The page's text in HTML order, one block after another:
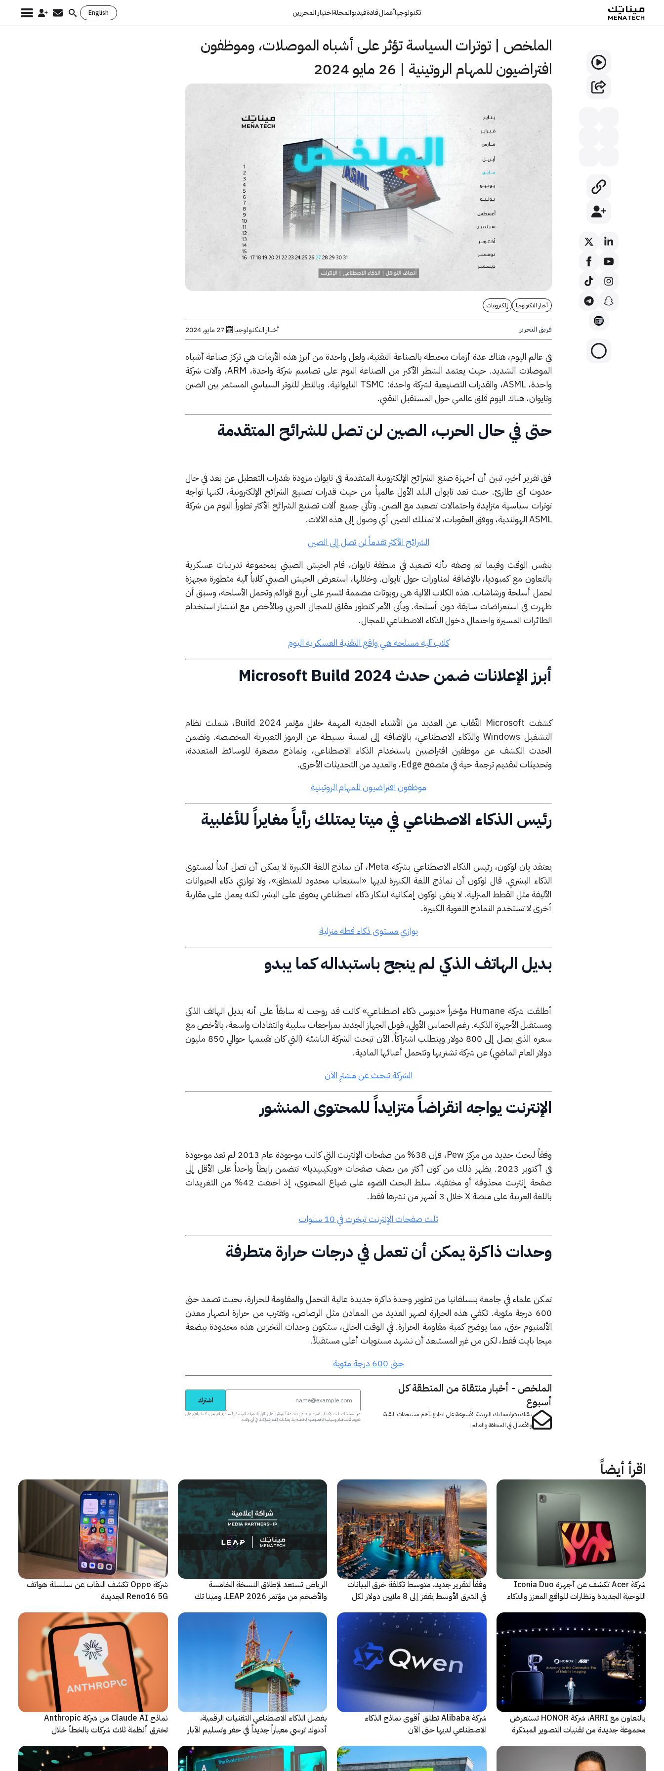
تكنولوجياأعمالقادةفيديوالمجلةاختيار المحررين English
Search
الملخص | توترات السياسة تؤثر على أشباه الموصلات، وموظفون
افتراضيون للمهام الروتينية | 26 مايو 2024
أخبار التكنولوجيا إلكترونيات
فريق التحرير أخبار التكنولوجيا 27 مايو, 2024
في عالم اليوم، هناك عدة أزمات محيطة بالصناعة التقنية، ولعل واحدة من أبرز هذه الأزمات هي تركز صناعة أشباه
الموصلات الشديد. حيث يعتمد الشطر الأكبر من الصناعة اليوم على تصاميم شركة واحدة، ARM، وآلات شركة
واحدة، ASML، والقدرات التصنيعية لشركة واحدة: TSMC التايوانية. وبالنظر للتوتر السياسي المستمر بين الصين
وتايوان، هناك اليوم قلق عالمي حول المستقبل التقني.
حتى في حال الحرب، الصين لن تصل للشرائح المتقدمة
فق تقرير أخير، تبين أن أجهزة صنع الشرائح الإلكترونية المتقدمة في تايوان مزودة بقدرات التعطيل عن بعد في حال
حدوث أي طارئ. حيث تعد تايوان البلد الأول عالمياً من حيث قدرات تصنيع الشرائح الإلكترونية، لكنها تواجه
توترات سياسية متزايدة واحتمالات تصعيد مع الصين. وتأتي جميع ألات تصنيع الشرائح الأكثر تطوراً اليوم من شركة
ASML الهولندية، ووفق العقوبات، لا تمتلك الصين أي وصول إلى هذه الآلات.
الشرائح الأكثر تقدماً لن تصل إلى الصين
بنفس الوقت وفيما تم وصفه بأنه تصعيد في منطقة تايوان، قام الجيش الصيني بمجموعة تدريبات عسكرية
بالتعاون مع كمبوديا، بالإضافة لمناورات حول تايوان. وخلالها، استعرض الجيش الصيني كلاباً آلية متطورة مجهزة
لحمل أسلحة ورشاشات. هذه الكلاب الآلية هي روبوتات مصممة لتسير على أربع قوائم وتحمل الأسلحة، وسبق أن
ظهرت في استعراضات سابقة دون أسلحة. ويأتي الأمر كتطور مقلق للمجال الحربي وبالأخص مع انتشار استخدام
الطائرات المسيرة واحتمال دخول الذكاء الاصطناعي للمجال.
كلاب آلية مسلحة هي واقع التقنية العسكرية اليوم
أبرز الإعلانات ضمن حدث Microsoft Build 2024
كشفت Microsoft النّقاب عن العديد من الأشياء الجدية المهمة خلال مؤتمر Build 2024، شملت نظام
التشغيل Windows والذكاء الاصطناعي، بالإضافة إلى لمسة بسيطة عن الرموز التعبيرية المخصصة. وتضمن
الحدث الكشف عن موظفين افتراضيين باستخدام الذكاء الاصطناعي، ونماذج مصغرة للوسائط المتعددة،
وتحديثات لتقديم ترجمة حية في متصفح Edge، والعديد من التحديثات الأخرى.
موظفون افتراضيون للمهام الروتينية
رئيس الذكاء الاصطناعي في ميتا يمتلك رأياً مغايراً للأغلبية
يعتقد يان لوكون، رئيس الذكاء الاصطناعي بشركة Meta، أن نماذج اللغة الكبيرة لا يمكن أن تصل أبداً لمستوى
الذكاء البشري. قال لوكون أن نماذج اللغة الكبيرة لديها «استيعاب محدود للمنطق»، ولا توازي ذكاء الحيوانات
الأليفة مثل القطط المنزلية. لا ينفي لوكون إمكانية ابتكار ذكاء اصطناعي يتفوق على البشر، لكنه يعمل على مقاربة
أخرى لا تستخدم النماذج اللغوية الكبيرة.
يوازي مستوى ذكاء قطة منزلية
بديل الهاتف الذكي لم ينجح باستبداله كما يبدو
أطلقت شركة Humane مؤخراً «دبوس ذكاء اصطناعي» كانت قد روجت له سابقاً على أنه بديل الهاتف الذكي
ومستقبل الأجهزة الذكية. رغم الحماس الأولي، قوبل الجهاز الجديد بمراجعات سلبية وانتقادات واسعة، بالأخص مع
سعره الذي يصل إلى 800 دولار ويتطلب اشتراكاً. الآن تبحث الشركة الناشئة (التي كان تقييمها حوالي 850 مليون
دولار العام الماضي) عن شركة تشتريها وتتحمل أعبائها المادية.
الشركة تبحث عن مشترِ الآن
الإنترنت يواجه انقراضاً متزايداً للمحتوى المنشور
وفقاً لبحث جديد من مركز Pew، فإن 38% من صفحات الإنترنت التي كانت موجودة عام 2013 لم تعد موجودة
في أكتوبر 2023. يظهر ذلك من كون أكثر من نصف صفحات «ويكيبيديا» تتضمن رابطاً واحداً على الأقل إلى
صفحة إنترنت محذوفة أو مختفية. سلط البحث الضوء على ضياع المحتوى، إذ اختفت 42% من التغريدات
باللغة العربية على منصة X خلال 3 أشهر من نشرها فقط.
ثلث صفحات الإنترنت تبخرت في 10 سنوات
وحدات ذاكرة يمكن أن تعمل في درجات حرارة متطرفة
تمكن علماء في جامعة بنسلفانيا من تطوير وحدة ذاكرة جديدة عالية التحمل والمقاومة للحرارة، بحيث تصمد حتى
600 درجة مئوية. تكفي هذه الحرارة لصهر العديد من المعادن مثل الرصاص، وتقترب من حرارة انصهار معدن
الألمنيوم حتى، مما يوضح كمية مقاومة الحرارة. في الوقت الحالي، ستكون وحدات التخزين هذه محدودة ببضعة
ميجا بايت فقط، لكن من غير المستبعد أن نشهد مستويات أعلى مستقبلاً.
حتى 600 درجة مئوية
الملخص - أخبار منتقاة من المنطقة كل
أسبوع
تبقيك نشرة مينا تك البريدية الأسبوعية على اطلاع بأهم مستجدات التقنية
والأعمال في المنطقة والعالم.
اشترك
عبر تسجيلك، أنت تؤكد أن عمرك يزيد عن 18 عاماً وتوافق على تلقي النشرات البريدية والمحتوى الترويجي، كما توافق على
شروط الاستخدام وسياسة الخصوصية الخاصة بنا. يمكنك إلغاء اشتراكك في أي وقت.
اقرأ أيضاً
شركة Acer تكشف عن أجهزة Iconia Duo
اللوحية الجديدة ونظارات للواقع المعزز والذكاء
وفقاً لتقرير جديد، متوسط تكلفة خرق البيانات
في الشرق الأوسط يقفز إلى 8 ملايين دولار لكل
الرياض تستعد لإطلاق النسخة الخامسة
والأضخم من مؤتمر LEAP 2026، ومينا تك
شركة Oppo تكشف النقاب عن سلسلة هواتف
Reno16 5G الجديدة
بالتعاون مع ARRI، شركة HONOR تستعرض
مجموعة جديدة من تقنيات التصوير المبتكرة
شركة Alibaba تطلق أقوى نماذج الذكاء
الاصطناعي لديها حتى الآن
بفضل الذكاء الاصطناعي التقنيات الرقمية،
أدنوك ترسي معياراً جديداً في حفر وتسليم الآبار
نماذج Claude AI من شركة Anthropic
تخترق أنظمة ثلاث شركات بالخطأ خلال